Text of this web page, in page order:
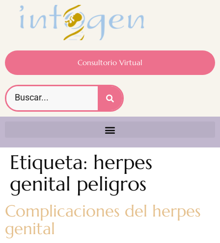
Consultorio Virtual
Etiqueta: herpes
genital peligros
Complicaciones del herpes
genital